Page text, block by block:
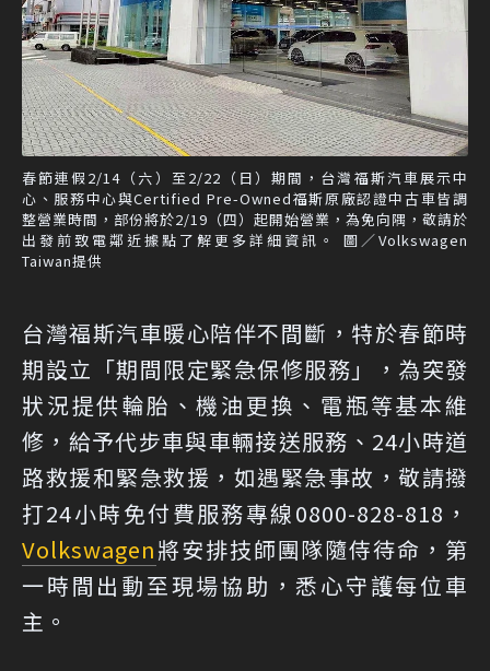
春節連假2/14（六）至2/22（日）期間，台灣福斯汽車展示中
心、服務中心與Certified Pre-Owned福斯原廠認證中古車皆調
整營業時間，部份將於2/19（四）起開始營業，為免向隅，敬請於
出發前致電鄰近據點了解更多詳細資訊。 圖／Volkswagen
Taiwan提供
台灣福斯汽車暖心陪伴不間斷，特於春節時
期設立「期間限定緊急保修服務」，為突發
狀況提供輪胎、機油更換、電瓶等基本維
修，給予代步車與車輛接送服務、24小時道
路救援和緊急救援，如遇緊急事故，敬請撥
打24小時免付費服務專線0800-828-818，
Volkswagen將安排技師團隊隨侍待命，第
一時間出動至現場協助，悉心守護每位車
主。